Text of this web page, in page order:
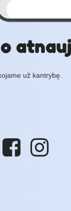
už kantrybę.